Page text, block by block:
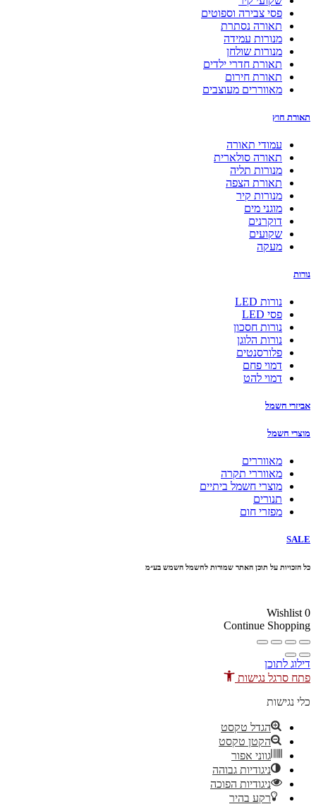
פסי צבירה וספוטים
תאורה נסתרת
מנורות עמידה
מנורות שולחן
תאורת חדרי ילדים
תאורת חירום
מאווררים מעוצבים
תאורת חוץ
עמודי תאורה
תאורה סולארית
מנורות תליה
תאורת הצפה
מנורות קיר
מוגני מים
דוקרנים
שקועים
מעקה
נורות
נורות LED
פסי LED
נורות חסכון
נורות הלוגן
פלורסנטים
דמוי פחם
דמוי להט
אביזרי חשמל
מוצרי חשמל
מאווררים
מאווררי תקרה
מוצרי חשמל ביתיים
תנורים
מפזרי חום
SALE
כל הזכויות על תוכן האתר שמורות לחשמל השמש בע״מ
Wishlist 0
Continue Shopping
דילוג לתוכן
פתח סרגל נגישות
כלי נגישות
הגדל טקסט
הקטן טקסט
גווני אפור
ניגודיות גבוהה
ניגודיות הפוכה
רקע בהיר